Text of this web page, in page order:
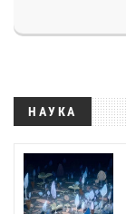
НАУКА